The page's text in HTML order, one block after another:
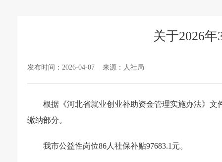
关于2026
发布时间：2026-04-07 来源：人社局
根据《河北省就业创业补助资金管理实施办法》
缴纳部分。
我市公益性岗位86人社保补贴97683.1元。